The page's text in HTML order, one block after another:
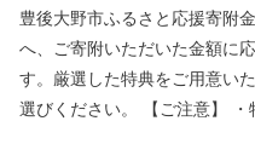
豊後大野市ふるさと応援寄附金について ご寄附を
へ、ご寄附いただいた金額に
す。厳選した特典をご用意い
選びください。 【ご注意】 ・特典商品の送付は、豊後大野市外に